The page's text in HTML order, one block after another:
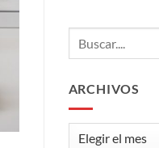
7
momentazos
comentarios
Los
10
cliente
ARCHIVOS